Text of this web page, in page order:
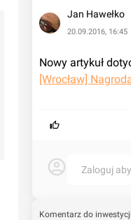
Jan Hawełko
20.09.2016, 16:45
[Wrocław]
Zaloguj
Komentarz do inwestycji